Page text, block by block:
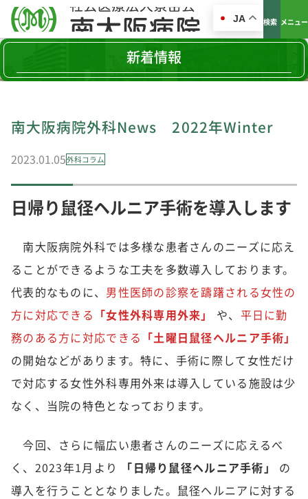
JA 検索 メニュー
新着情報
南大阪病院外科News 2022年Winter
2023.01.05外科コラム
日帰り鼠径ヘルニア手術を導入します
南大阪病院外科では多様な患者さんのニーズに応え
ることができるような工夫を多数導入しております。
代表的なものに、 男性医師の診察を躊躇される女性の
方に対応できる 「女性外科専用外来」 や、 平日に勤
務のある方に対応できる 「土曜日鼠径ヘルニア手術」
の開始などがあります。特に、手術に際して女性だけ
で対応する女性外科専用外来は導入している施設は少
なく、当院の特色となっております。
今回、さらに幅広い患者さんのニーズに応えるべ
く、2023年1月より
「日帰り鼠径ヘルニア手術」
の
導入を行うこととなりました。鼠径ヘルニアに対する